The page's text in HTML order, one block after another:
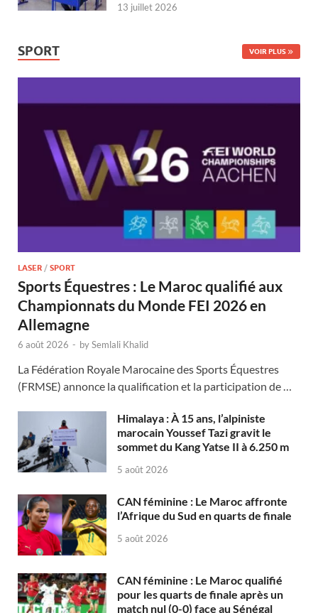
13 juillet 2026
SPORT VOIR PLUS
LASER / SPORT
Sports Équestres : Le Maroc qualifié aux
Championnats du Monde FEI 2026 en
Allemagne
6 août 2026 - bySemlali Khalid
La Fédération Royale Marocaine des Sports Équestres
(FRMSE) annonce la qualification et la participation de …
Himalaya : À 15 ans, l’alpiniste
marocain Youssef Tazi gravit le
sommet du Kang Yatse II à 6.250 m
5 août 2026
CAN féminine : Le Maroc affronte
l’Afrique du Sud en quarts de finale
5 août 2026
CAN féminine : Le Maroc qualifié
pour les quarts de finale après un
match nul (0-0) face au Sénégal